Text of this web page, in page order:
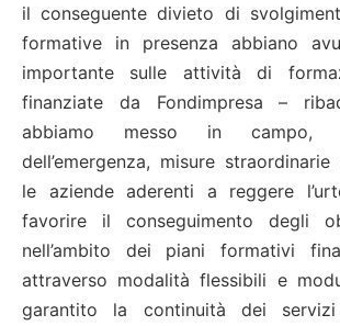
il conseguente divieto di
formative in presenza abbiano
importante sulle attività di
finanziate da Fondimpresa –
abbiamo messo in campo,
dell’emergenza, misure
le aziende aderenti a reggere
favorire il conseguimento degli
nell’ambito dei piani formativi
attraverso modalità flessibili e
garantito la continuità dei servizi